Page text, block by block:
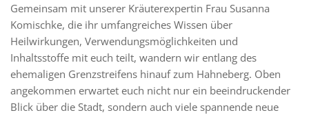
Gemeinsam mit unserer Kräuterexpertin Frau Susanna
Komischke, die ihr umfangreiches Wissen über
Heilwirkungen, Verwendungsmöglichkeiten und
Inhaltsstoffe mit euch teilt, wandern wir entlang des
ehemaligen Grenzstreifens hinauf zum Hahneberg. Oben
angekommen erwartet euch nicht nur ein beeindruckender
Blick über die Stadt, sondern auch viele spannende neue